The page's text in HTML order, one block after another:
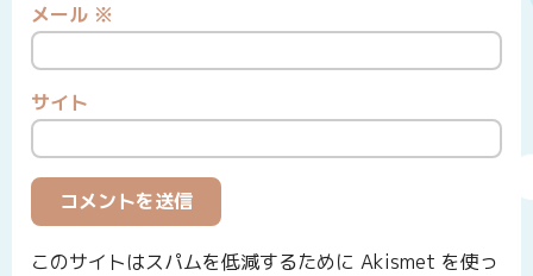
メール ※
サイト
このサイトはスパムを低減するために Akismet を使っ